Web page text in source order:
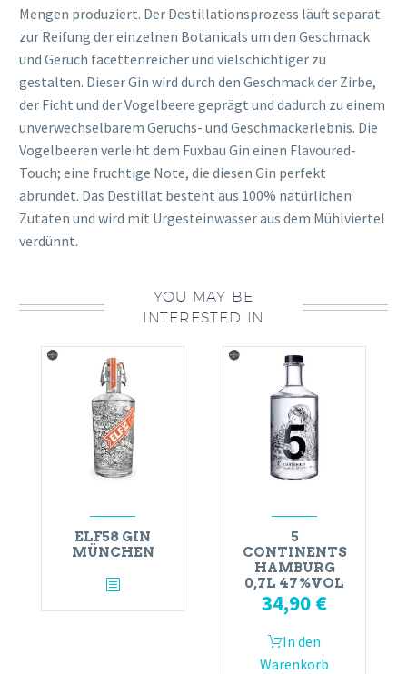
Mengen produziert. Der Destillationsprozess läuft separat
zur Reifung der einzelnen Botanicals um den Geschmack
und Geruch facettenreicher und vielschichtiger zu
gestalten. Dieser Gin wird durch den Geschmack der Zirbe,
der Ficht und der Vogelbeere geprägt und dadurch zu einem
unverwechselbarem Geruchs- und Geschmackerlebnis. Die
Vogelbeeren verleiht dem Fuxbau Gin einen Flavoured-
Touch; eine fruchtige Note, die diesen Gin perfekt
abrundet. Das Destillat besteht aus 100% natürlichen
Zutaten und wird mit Urgesteinwasser aus dem Mühlviertel
verdünnt.
YOU MAY BE
INTERESTED IN
ELF58 GIN
MÜNCHEN
5
CONTINENTS
HAMBURG
0,7L 47%VOL
34,90 €
In den
Warenkorb